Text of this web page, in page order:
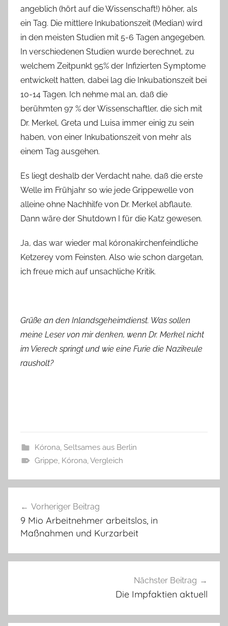
angeblich (hört auf die Wissenschaft!) höher, als
ein Tag. Die mittlere Inkubationszeit (Median) wird
in den meisten Studien mit 5-6 Tagen angegeben.
In verschiedenen Studien wurde berechnet, zu
welchem Zeitpunkt 95% der Infizierten Symptome
entwickelt hatten, dabei lag die Inkubationszeit bei
10-14 Tagen. Ich nehme mal an, daß die
berühmten 97 % der Wissenschaftler, die sich mit
Dr. Merkel, Greta und Luisa immer einig zu sein
haben, von einer Inkubationszeit von mehr als
einem Tag ausgehen.
Es liegt deshalb der Verdacht nahe, daß die erste
Welle im Frühjahr so wie jede Grippewelle von
alleine ohne Nachhilfe von Dr. Merkel abflaute.
Dann wäre der Shutdown I für die Katz gewesen.
Ja, das war wieder mal kóronakirchenfeindliche
Ketzerey vom Feinsten. Also wie schon dargetan,
ich freue mich auf unsachliche Kritik.
Grüße an den Inlandsgeheimdienst. Was sollen
meine Leser von mir denken, wenn Dr. Merkel nicht
im Viereck springt und wie eine Furie die Nazikeule
rausholt?
Kórona, Seltsames aus Berlin
Grippe, Kórona,Vergleich
Vorheriger Beitrag
9 Mio Arbeitnehmer arbeitslos, in
Maßnahmen und Kurzarbeit
Nächster Beitrag
Die Impfaktien aktuell